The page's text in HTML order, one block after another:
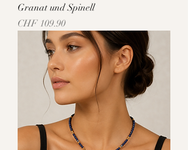
Granat und Spinell
Preis
CHF 109.90